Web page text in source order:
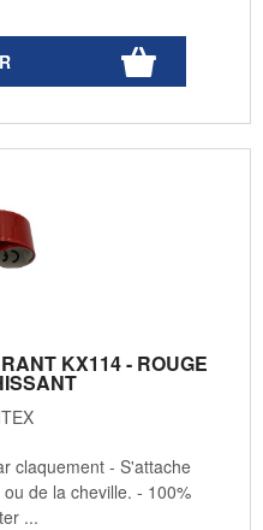
KX114 - ROUGE
claquement - S'attache
de la cheville. - 100%
...